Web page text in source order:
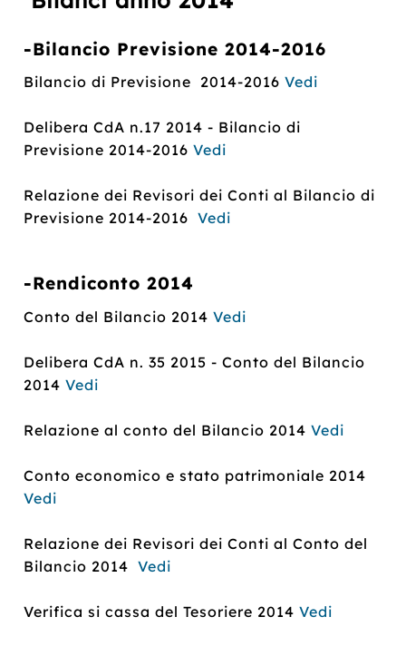
-Bilancio Previsione2014-2016
Bilancio di Previsione 2014-2016Vedi
Delibera CdA n.17 2014 - Bilancio di
Previsione 2014-2016Vedi
Relazione dei Revisori dei Conti al Bilancio di
Previsione 2014-2016Vedi
-Rendiconto 2014
Conto del Bilancio 2014Vedi
Delibera CdA n. 35 2015 - Conto del Bilancio
2014Vedi
Relazione al conto del Bilancio 2014Vedi
Conto economico e stato patrimoniale 2014
Vedi
Relazione dei Revisori dei Conti al Conto del
Bilancio 2014Vedi
Verifica si cassa del Tesoriere 2014Vedi